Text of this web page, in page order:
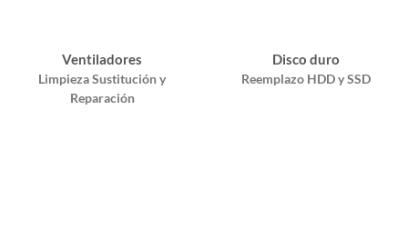
Ventiladores
Limpieza Sustitución y
Reparación
Disco duro
Reemplazo HDD y SSD